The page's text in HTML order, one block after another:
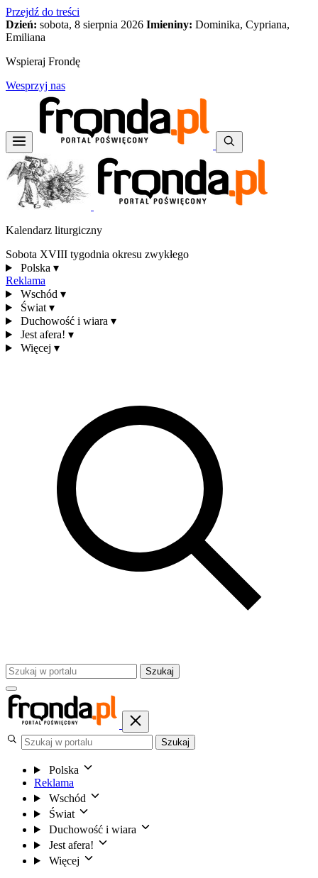
Przejdź do treści
Dzień: sobota, 8 sierpnia 2026 Imieniny: Dominika, Cypriana,
Emiliana
Wspieraj Frondę
Wesprzyj nas
Kalendarz liturgiczny
Sobota XVIII tygodnia okresu zwykłego
Polska ▾
Reklama
Wschód ▾
Świat ▾
Duchowość i wiara ▾
Jest afera! ▾
Więcej ▾
Szukaj
Szukaj
Polska
Reklama
Wschód
Świat
Duchowość i wiara
Jest afera!
Więcej